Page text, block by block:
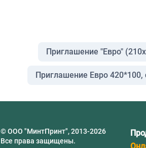
Приглашение "Евро"
Приглашение Евро 420*100,
© ООО "МинтПринт", 2013-2026
Все права защищены.